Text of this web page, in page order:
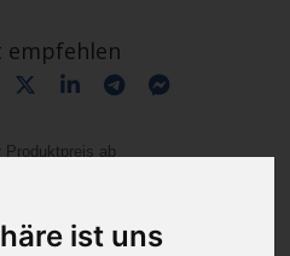
ist uns
empfehlen
Produktpreis ab
€